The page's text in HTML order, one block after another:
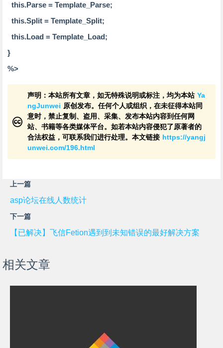
this.Parse = Template_Parse;
this.Split = Template_Split;
this.Load = Template_Load;
}
%>
声明：本站所有文章，如无特殊说明或标注，均为本站 Ya
ngJunwei 原创发布。任何个人或组织，在未征得本站同
意时，禁止复制、盗用、采集、发布本站内容到任何网
站、书籍等各类媒体平台。如若本站内容侵犯了原著者的
合法权益，可联系我们进行处理。本文链接 https://yangj
unwei.com/196.html
上一篇
asp论坛在线人数统计
下一篇
【已解决】飞信Fetion遇到到未知错误的最好解决方案
相关文章